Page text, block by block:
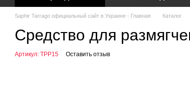
Saphir Tarrago официальный сайт в Украине - Главная Каталог
Средство для
Артикул: TPP15 Оставить отзыв